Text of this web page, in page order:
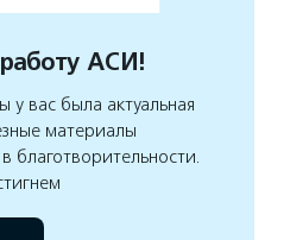
АСИ!
вас была актуальная
материалы
благотворительности.